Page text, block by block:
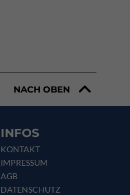
NACH OBEN
INFOS
KONTAKT
IMPRESSUM
AGB
DATENSCHUTZ